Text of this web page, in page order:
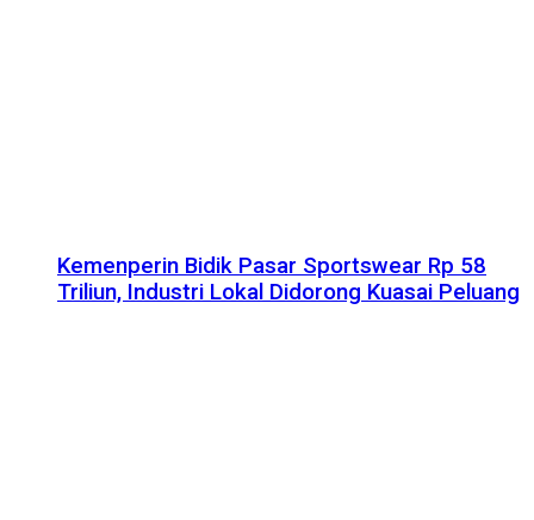
Kemenperin Bidik Pasar Sportswear Rp 58
Triliun, Industri Lokal Didorong Kuasai Peluang